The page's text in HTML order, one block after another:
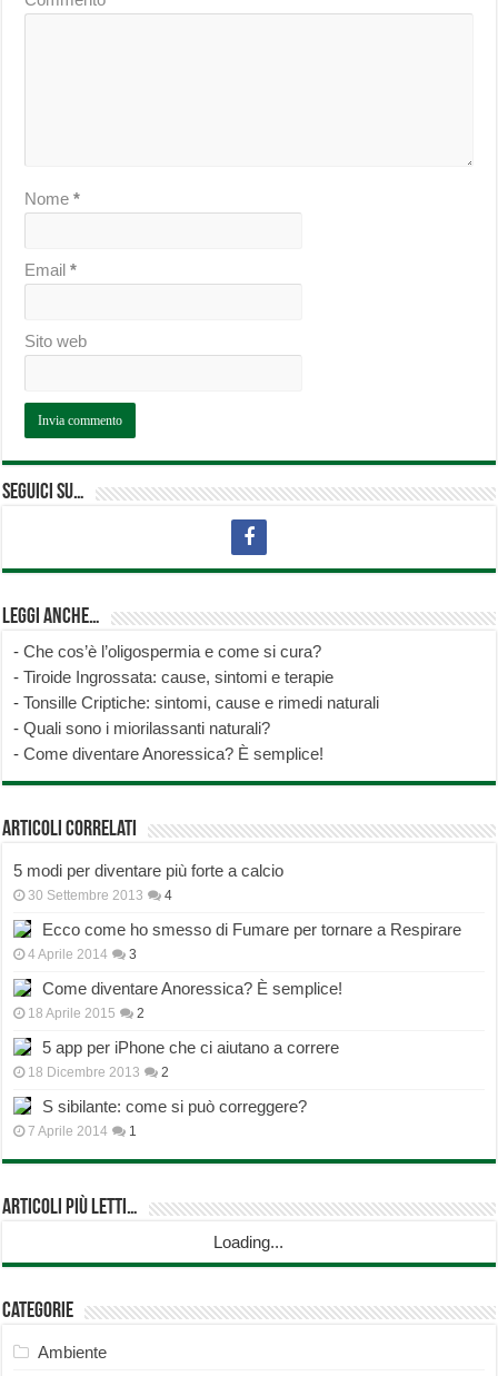
Nome*
Email*
Sito web
Seguici su…
Leggi anche…
-Che cos’è l’oligospermia e come si cura?
-Tiroide Ingrossata: cause, sintomi e terapie
-Tonsille Criptiche: sintomi, cause e rimedi naturali
-Quali sono i miorilassanti naturali?
-Come diventare Anoressica? È semplice!
Articoli correlati
5 modi per diventare più forte a calcio
30 Settembre 2013 4
Ecco come ho smesso di Fumare per tornare a Respirare
4 Aprile 2014 3
Come diventare Anoressica? È semplice!
18 Aprile 2015 2
5 app per iPhone che ci aiutano a correre
18 Dicembre 2013 2
S sibilante: come si può correggere?
7 Aprile 2014 1
Articoli più Letti…
Loading...
Categorie
Ambiente